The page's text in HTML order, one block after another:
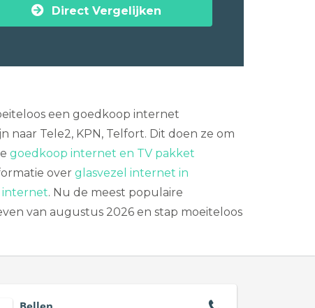
Direct Vergelijken
een goedkoop internet
naar Tele2, KPN, Telfort. Dit doen ze om
goedkoop internet en TV pakket
over glasvezel internet in
internet. Nu de meest populaire
van augustus 2026 en stap moeiteloos